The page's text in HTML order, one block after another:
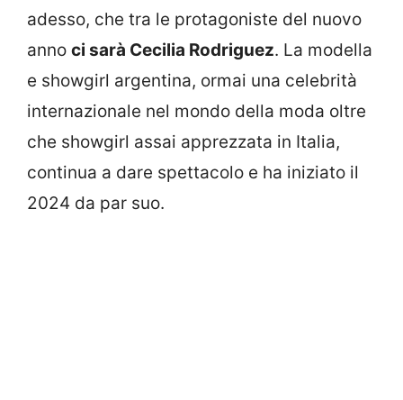
adesso, che tra le protagoniste del nuovo
anno ci sarà Cecilia Rodriguez. La modella
e showgirl argentina, ormai una celebrità
internazionale nel mondo della moda oltre
che showgirl assai apprezzata in Italia,
continua a dare spettacolo e ha iniziato il
2024 da par suo.